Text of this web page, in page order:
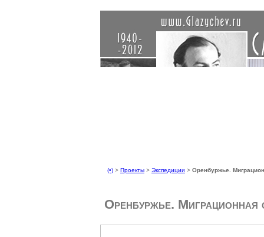
(•) > Проекты > Экспедиции > Оренбуржье.
Оренбуржье. Миграционная